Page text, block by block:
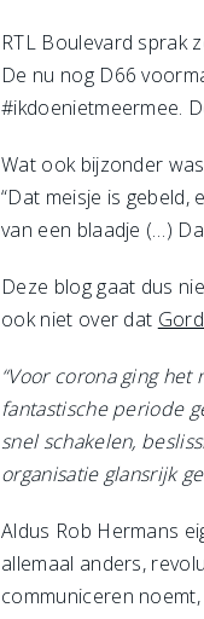
RTL Boulevard sprak
De nu nog D66
#ikdoenietmeermee.
Wat ook bijzonder
“Dat meisje is
van een blaadje (…)
Deze blog gaat dus
ook niet over dat
“Voor corona ging
fantastische periode
snel schakelen,
organisatie glansrijk
Aldus Rob Hermans
allemaal anders,
communiceren